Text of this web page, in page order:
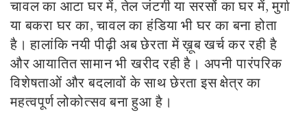
चावल का आटा घर में, तेल जंटगी या सरसों का घर में, मुर्गा
या बकरा घर का, चावल का हंडिया भी घर का बना होता
है। हालांकि नयी पीढ़ी अब छेरता में ख़ूब खर्च कर रही है
और आयातित सामान भी खरीद रही है। अपनी पारंपरिक
विशेषताओं और बदलावों के साथ छेरता इस क्षेत्र का
महत्वपूर्ण लोकोत्सव बना हुआ है।